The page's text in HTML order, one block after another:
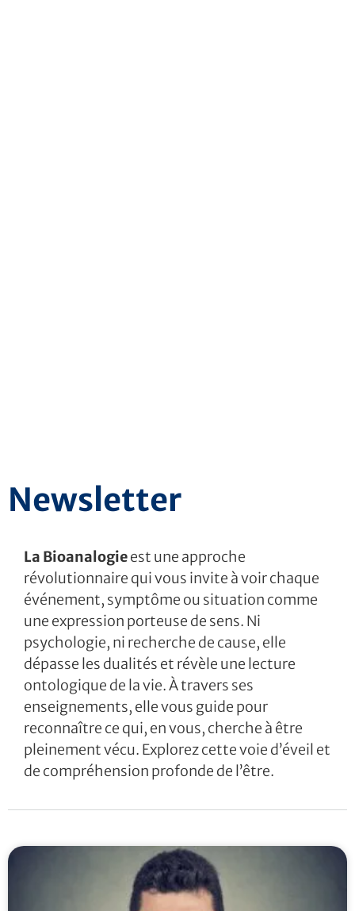
Newsletter
La Bioanalogieest une approche
révolutionnaire qui vous invite à voir chaque
événement, symptôme ou situation comme
une expression porteuse de sens. Ni
psychologie, ni recherche de cause, elle
dépasse les dualités et révèle une lecture
ontologique de la vie. À travers ses
enseignements, elle vous guide pour
reconnaître ce qui, en vous, cherche à être
pleinement vécu. Explorez cette voie d’éveil et
de compréhension profonde de l’être.